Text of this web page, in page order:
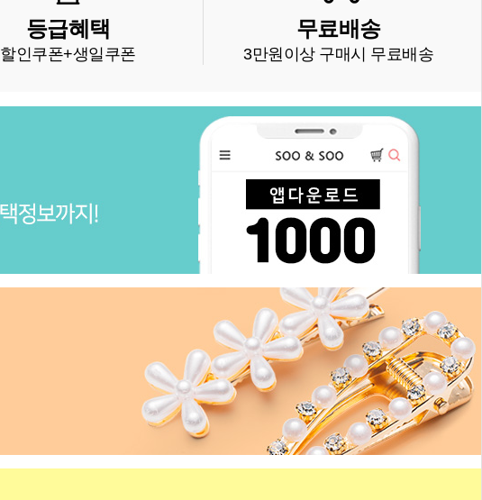
등급혜택
할인쿠폰+생일쿠폰
무료배송
3만원이상 구매시 무료배송